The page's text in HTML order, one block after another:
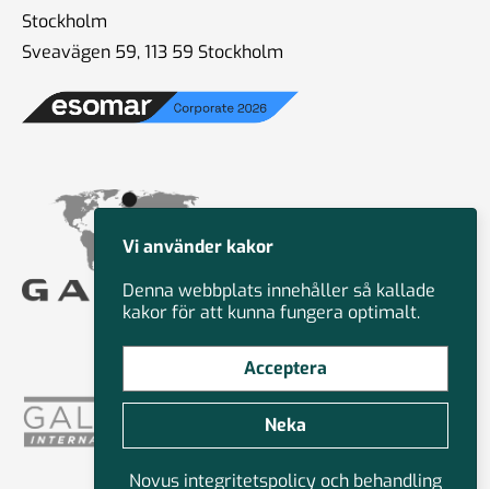
Stockholm
Sveavägen 59, 113 59 Stockholm
Vi använder kakor
Denna webbplats innehåller så kallade
kakor för att kunna fungera optimalt.
Acceptera
Neka
Novus integritetspolicy och behandling